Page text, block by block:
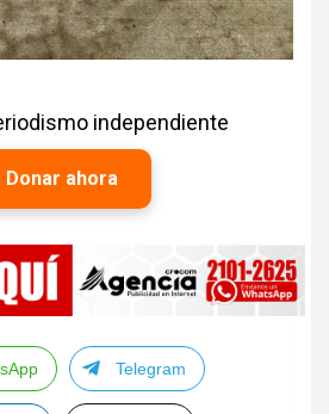
independiente
Donar ahora
Telegram